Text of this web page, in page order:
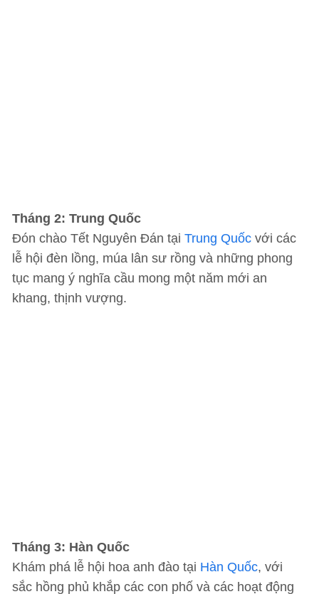
Tháng 2: Trung Quốc
Đón chào Tết Nguyên Đán tại Trung Quốc với các
lễ hội đèn lồng, múa lân sư rồng và những phong
tục mang ý nghĩa cầu mong một năm mới an
khang, thịnh vượng.
Tháng 3: Hàn Quốc
Khám phá lễ hội hoa anh đào tại Hàn Quốc, với
sắc hồng phủ khắp các con phố và các hoạt động